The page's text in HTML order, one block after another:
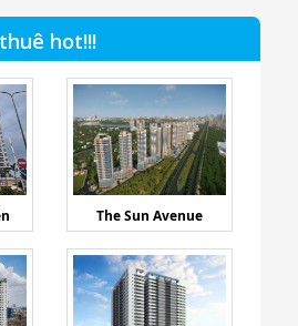
hot!!!
The Sun Avenue